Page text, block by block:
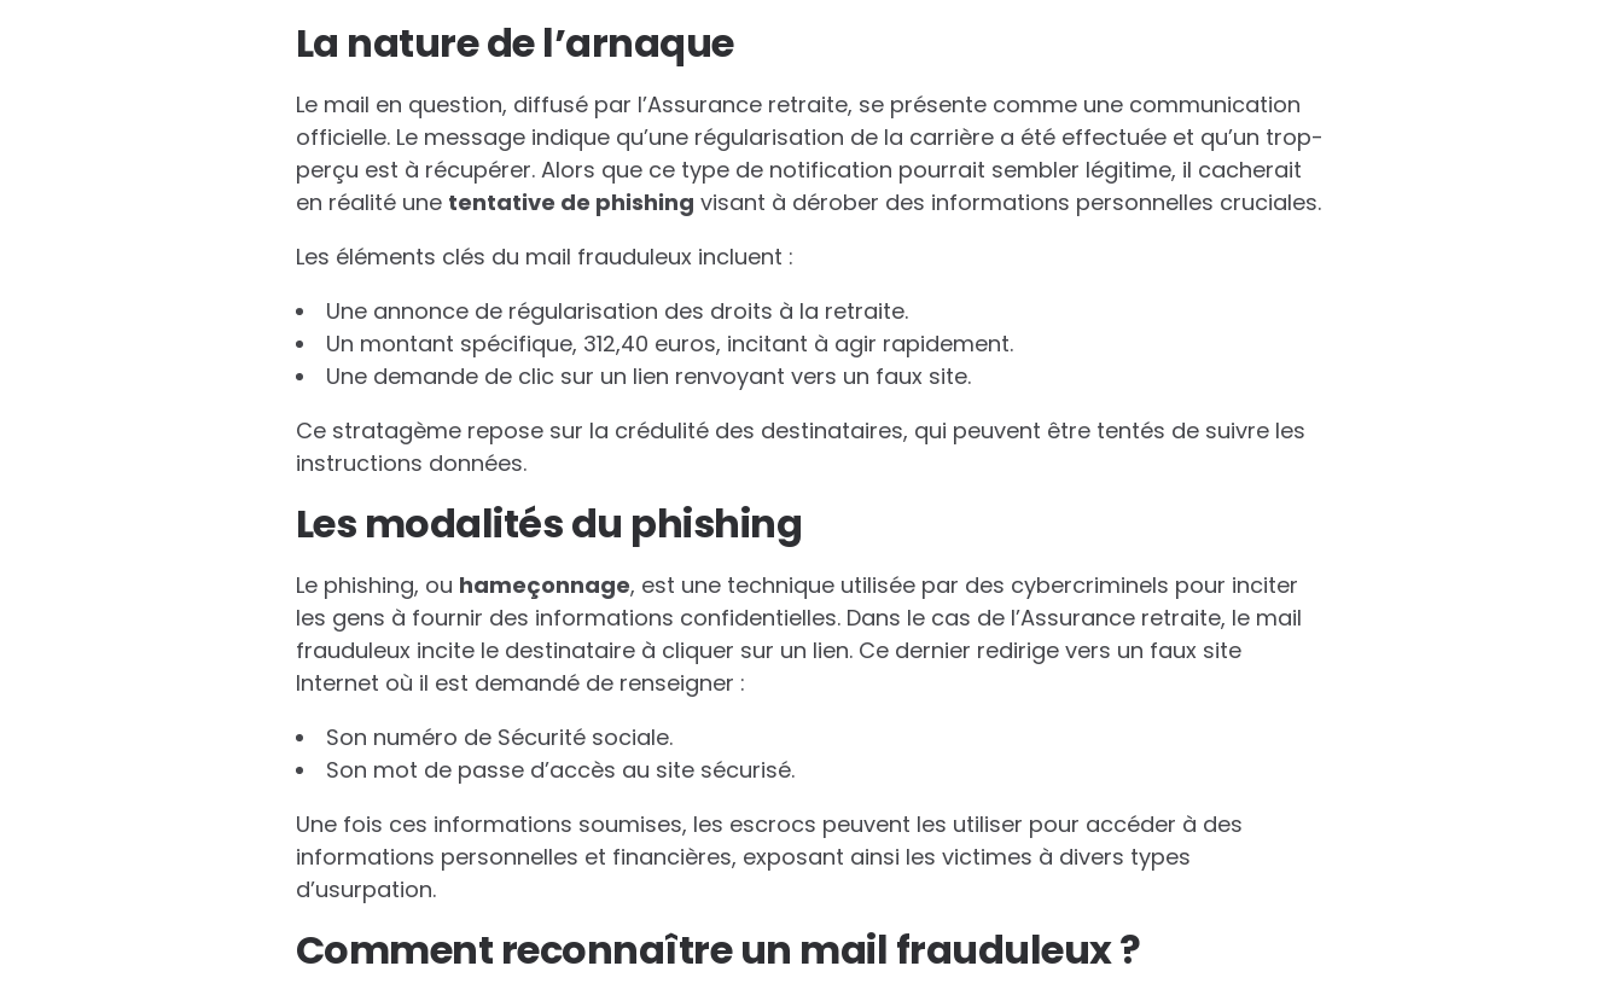
La nature de l’arnaque
Le mail en question, diffusé par l’Assurance retraite, se présente comme une communication
officielle. Le message indique qu’une régularisation de la carrière a été effectuée et qu’un trop-
perçu est à récupérer. Alors que ce type de notification pourrait sembler légitime, il cacherait
en réalité une tentative de phishing visant à dérober des informations personnelles cruciales.
Les éléments clés du mail frauduleux incluent :
Une annonce de régularisation des droits à la retraite.
Un montant spécifique, 312,40 euros, incitant à agir rapidement.
Une demande de clic sur un lien renvoyant vers un faux site.
Ce stratagème repose sur la crédulité des destinataires, qui peuvent être tentés de suivre les
instructions données.
Les modalités du phishing
Le phishing, ou hameçonnage, est une technique utilisée par des cybercriminels pour inciter
les gens à fournir des informations confidentielles. Dans le cas de l’Assurance retraite, le mail
frauduleux incite le destinataire à cliquer sur un lien. Ce dernier redirige vers un faux site
Internet où il est demandé de renseigner :
Son numéro de Sécurité sociale.
Son mot de passe d’accès au site sécurisé.
Une fois ces informations soumises, les escrocs peuvent les utiliser pour accéder à des
informations personnelles et financières, exposant ainsi les victimes à divers types
d’usurpation.
Comment reconnaître un mail frauduleux ?